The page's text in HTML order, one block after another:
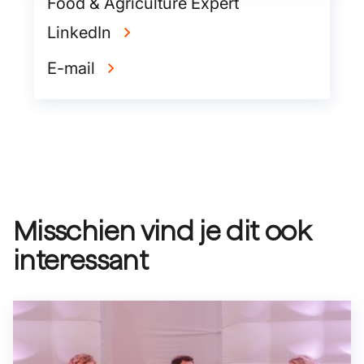
LinkedIn
E-mail
Misschien vind je dit ook
interessant